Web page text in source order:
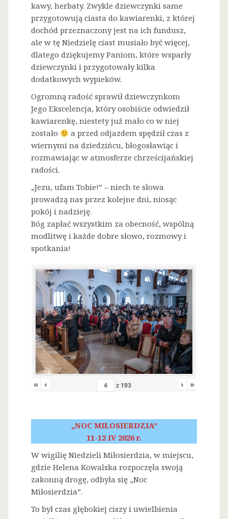
kawy, herbaty. Zwykle dziewczynki same
przygotowują ciasta do kawiarenki, z której
dochód przeznaczony jest na ich fundusz,
ale w tę Niedzielę ciast musiało być więcej,
dlatego dziękujemy Paniom, które wsparły
dziewczynki i przygotowały kilka
dodatkowych wypieków.
Ogromną radość sprawił dziewczynkom
Jego Ekscelencja, który osobiście odwiedził
kawiarenkę, niestety już mało co w niej
zostało
a przed odjazdem spędził czas z
wiernymi na dziedzińcu, błogosławiąc i
rozmawiając w atmosferze chrześcijańskiej
radości.
„Jezu, ufam Tobie!” – niech te słowa
prowadzą nas przez kolejne dni, niosąc
pokój i nadzieję.
Bóg zapłać wszystkim za obecność, wspólną
modlitwę i każde dobre słowo, rozmowy i
spotkania!
« ‹ z 193 › »
„NOC MIŁOSIERDZIA”
11-12 IV 2026 r.
W wigilię Niedzieli Miłosierdzia, w miejscu,
gdzie Helena Kowalska rozpoczęła swoją
zakonną drogę, odbyła się „Noc
Miłosierdzia”.
To był czas głębokiej ciszy i uwielbienia